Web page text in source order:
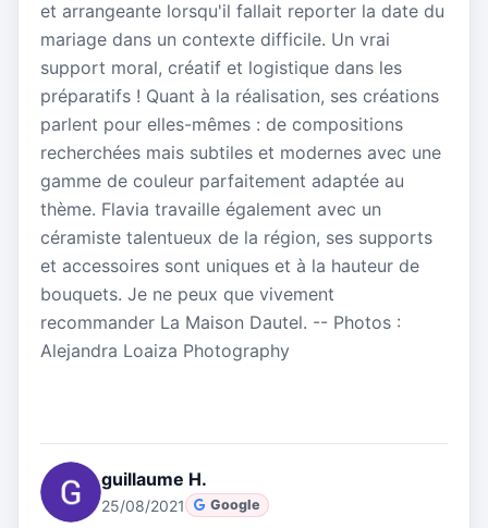
et arrangeante lorsqu'il fallait reporter la date du
mariage dans un contexte difficile. Un vrai
support moral, créatif et logistique dans les
préparatifs ! Quant à la réalisation, ses créations
parlent pour elles-mêmes : de compositions
recherchées mais subtiles et modernes avec une
gamme de couleur parfaitement adaptée au
thème. Flavia travaille également avec un
céramiste talentueux de la région, ses supports
et accessoires sont uniques et à la hauteur de
bouquets. Je ne peux que vivement
recommander La Maison Dautel. -- Photos :
Alejandra Loaiza Photography
guillaume H.
25/08/2021 Google